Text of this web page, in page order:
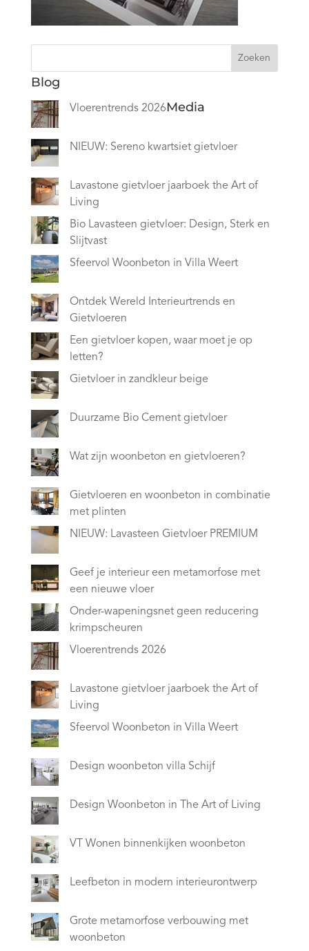
Zoeken
Blog
Vloerentrends 2026
NIEUW: Sereno kwartsiet gietvloer
Lavastone gietvloer jaarboek the Art of
Living
Bio Lavasteen gietvloer: Design, Sterk en
Slijtvast
Sfeervol Woonbeton in Villa Weert
Ontdek Wereld Interieurtrends en
Gietvloeren
Een gietvloer kopen, waar moet je op
letten?
Gietvloer in zandkleur beige
Duurzame Bio Cement gietvloer
Wat zijn woonbeton en gietvloeren?
Gietvloeren en woonbeton in combinatie
met plinten
NIEUW: Lavasteen Gietvloer PREMIUM
Geef je interieur een metamorfose met
een nieuwe vloer
Onder-wapeningsnet geen reducering
krimpscheuren
Media
Vloerentrends 2026
Lavastone gietvloer jaarboek the Art of
Living
Sfeervol Woonbeton in Villa Weert
Design woonbeton villa Schijf
Design Woonbeton in The Art of Living
VT Wonen binnenkijken woonbeton
Leefbeton in modern interieurontwerp
Grote metamorfose verbouwing met
woonbeton